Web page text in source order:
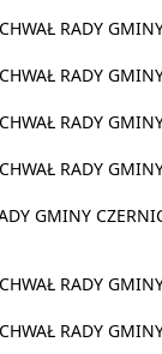
RADY
RADY
RADY
RADY
GMINY
RADY
RADY